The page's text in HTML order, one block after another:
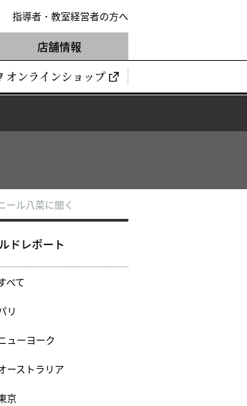
指導者・教室経営者の方へ
オンラインショップ
店舗情報
ール八菜に聞く
ドレポート
べて
リ
ューヨーク
ーストラリア
京